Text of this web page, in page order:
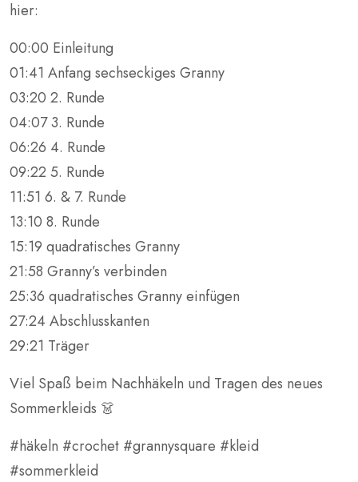
hier:
00:00 Einleitung
01:41 Anfang sechseckiges Granny
03:20 2. Runde
04:07 3. Runde
06:26 4. Runde
09:22 5. Runde
11:51 6. & 7. Runde
13:10 8. Runde
15:19 quadratisches Granny
21:58 Granny’s verbinden
25:36 quadratisches Granny einfügen
27:24 Abschlusskanten
29:21 Träger
Viel Spaß beim Nachhäkeln und Tragen des neues
Sommerkleids 👗
#häkeln #crochet #grannysquare #kleid
#sommerkleid